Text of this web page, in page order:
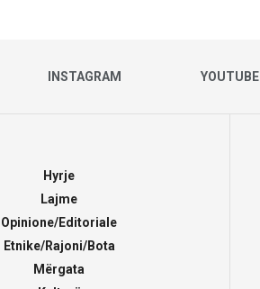
INSTAGRAM YOUTUBE
Hyrje
Lajme
Opinione/Editoriale
Etnike/Rajoni/Bota
Mërgata